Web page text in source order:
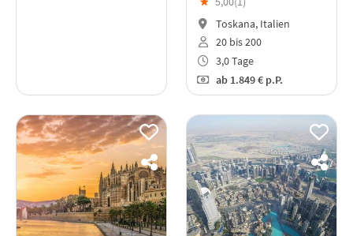
Toskana, Italien
20 bis 200
3,0 Tage
ab1.849 € p.P.